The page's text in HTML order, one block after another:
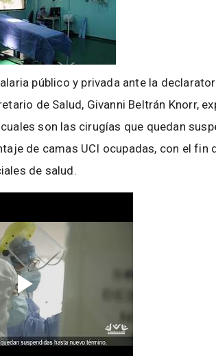
público y privada ante la
de Salud, Givanni Beltrán Knorr,
son las cirugías que quedan
de camas UCI ocupadas, con el fin
de salud.